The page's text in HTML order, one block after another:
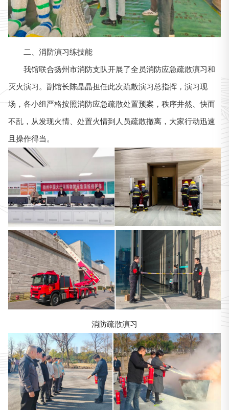
二、消防演习练技能
我馆联合扬州市消防支队开展了全员消防应急疏散演习和
灭火演习。副馆长陈晶晶担任此次疏散演习总指挥，演习现
场，各小组严格按照消防应急疏散处置预案，秩序井然、快而
不乱，从发现火情、处置火情到人员疏散撤离，大家行动迅速
且操作得当。
消防疏散演习